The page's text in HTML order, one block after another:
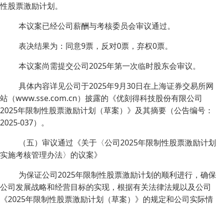
性股票激励计划。
本议案已经公司薪酬与考核委员会审议通过。
表决结果为：同意9票，反对0票，弃权0票。
本议案尚需提交公司2025年第一次临时股东会审议。
具体内容详见公司于2025年9月30日在上海证券交易所网
站（www.sse.com.cn）披露的《优刻得科技股份有限公司
2025年限制性股票激励计划（草案）》及其摘要（公告编号：
2025-037）。
（五）审议通过《关于〈公司2025年限制性股票激励计划
实施考核管理办法〉的议案》
为保证公司2025年限制性股票激励计划的顺利进行，确保
公司发展战略和经营目标的实现，根据有关法律法规以及公司
《2025年限制性股票激励计划（草案）》的规定和公司实际情